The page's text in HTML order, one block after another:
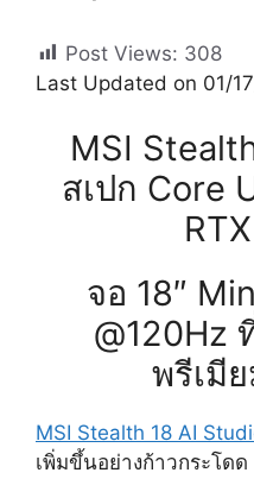
Post Views: 308
Last Updated on 01/
MSI
สเปก Core
จอ 18″
@120Hz
พรีเมี
MSI Stealth 18 AI
เพิ่มขึ้นอย่างก้าวกระโด